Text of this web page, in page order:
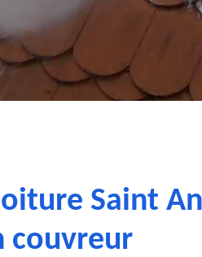
Saint
couvreur